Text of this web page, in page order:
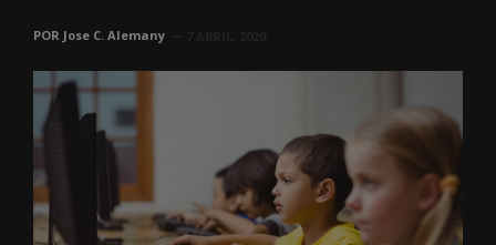
POR Jose C. Alemany